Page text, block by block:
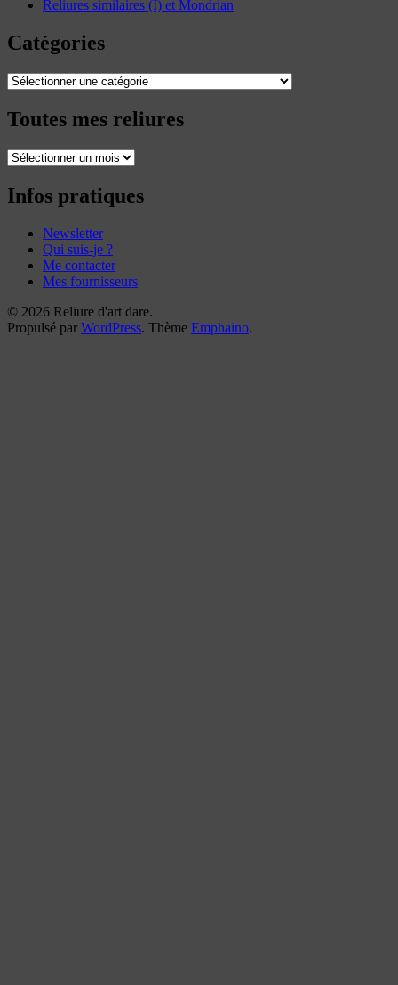
Reliures similaires (I) et Mondrian
Catégories
Catégories
Toutes mes reliures
Toutes
reliures
Infos pratiques
Newsletter
Qui suis-je ?
Me contacter
Mes fournisseurs
© 2026 Reliure d'art dare.
Propulsé par WordPress. Thème Emphaino.